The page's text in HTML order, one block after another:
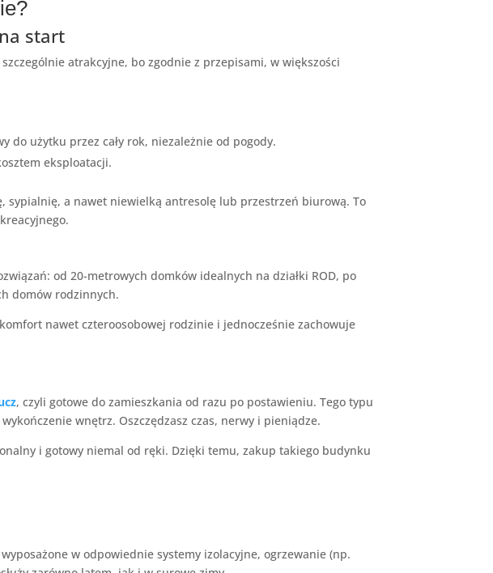
start
szczególnie atrakcyjne, bo zgodnie z przepisami, w większości
do użytku przez cały rok, niezależnie od pogody.
eksploatacji.
sypialnię, a nawet niewielką antresolę lub przestrzeń biurową. To
od 20-metrowych domków idealnych na działki ROD, po
domów rodzinnych.
nawet czteroosobowej rodzinie i jednocześnie zachowuje
, czyli gotowe do zamieszkania od razu po postawieniu. Tego typu
wnętrz. Oszczędzasz czas, nerwy i pieniądze.
i gotowy niemal od ręki. Dzięki temu, zakup takiego budynku
wyposażone w odpowiednie systemy izolacyjne, ogrzewanie (np.